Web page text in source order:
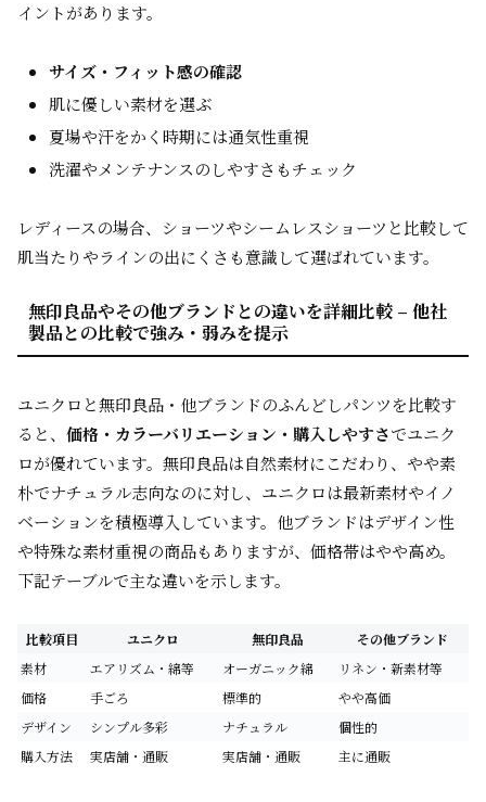
イントがあります。
サイズ・フィット感の確認
肌に優しい素材を選ぶ
夏場や汗をかく時期には通気性重視
洗濯やメンテナンスのしやすさもチェック
レディースの場合、ショーツやシームレスショーツと比較して
肌当たりやラインの出にくさも意識して選ばれています。
無印良品やその他ブランドとの違いを詳細比較 – 他社
製品との比較で強み・弱みを提示
ユニクロと無印良品・他ブランドのふんどしパンツを比較す
ると、 価格・カラーバリエーション・購入しやすさでユニク
ロが優れています。無印良品は自然素材にこだわり、やや素
朴でナチュラル志向なのに対し、ユニクロは最新素材やイノ
ベーションを積極導入しています。他ブランドはデザイン性
や特殊な素材重視の商品もありますが、価格帯はやや高め。
下記テーブルで主な違いを示します。
比較項目 ユニクロ 無印良品
その他ブランド
素材
エアリズム・綿等 オーガニック綿
リネン・新素材等
価格
手ごろ 標準的
やや高価
デザイン
シンプル多彩 ナチュラル
個性的
購入方法
実店舗・通販 実店舗・通販 主に通販